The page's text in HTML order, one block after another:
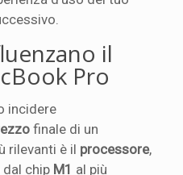
il
Pro
incidere
finale di un
rilevanti è il processore,
dal chip M1 al più